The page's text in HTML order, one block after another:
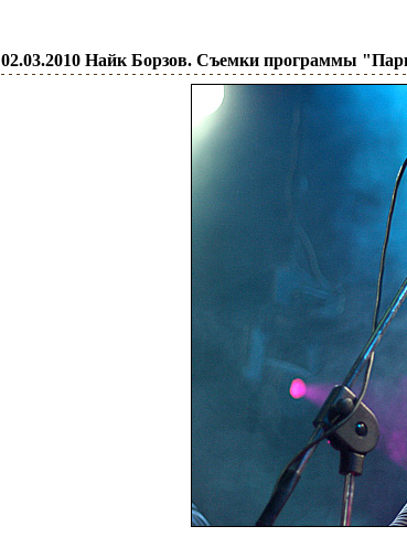
02.03.2010 Найк Борзов. Съемки программы